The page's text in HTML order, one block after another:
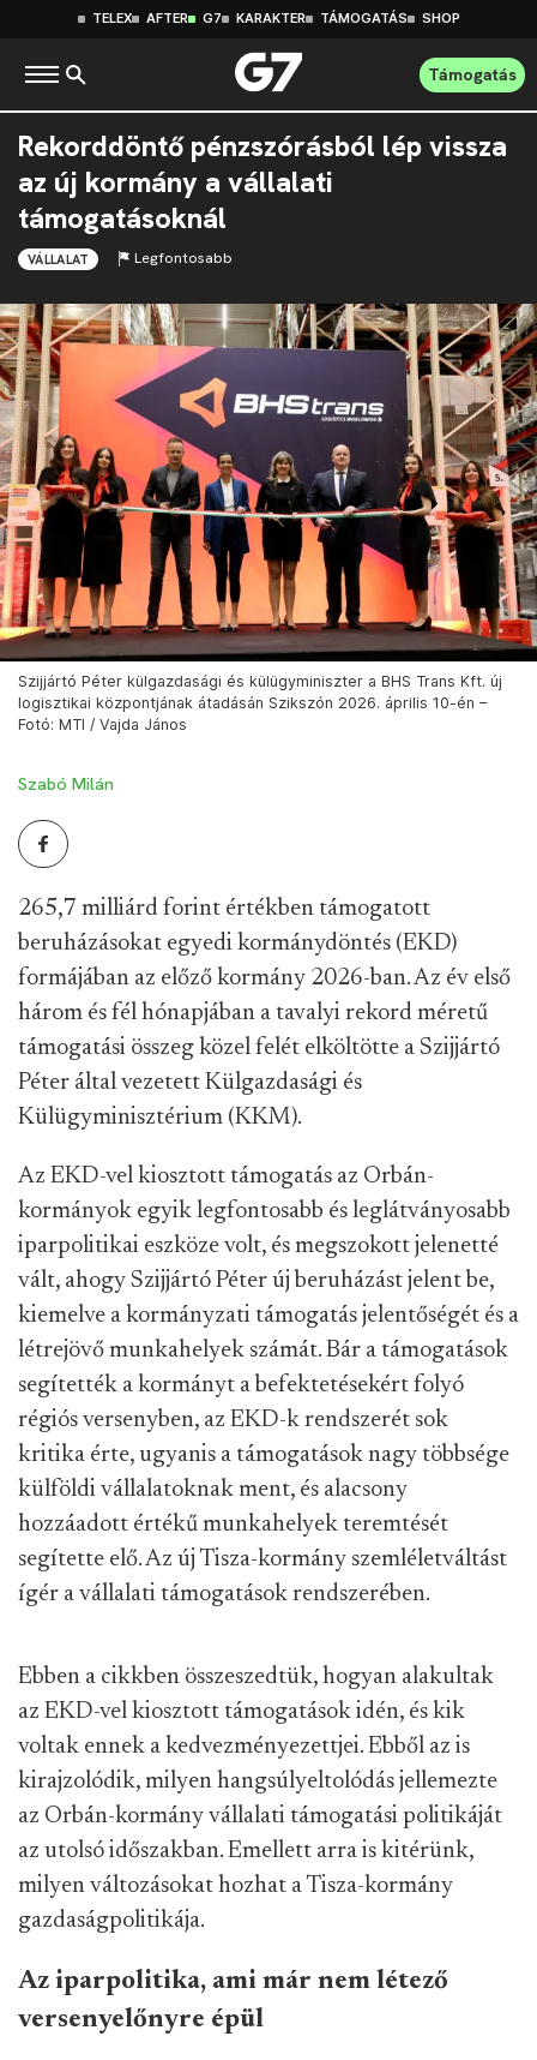
TELEX AFTER G7 KARAKTER TÁMOGATÁS SHOP
Támogatás
Rekorddöntő pénzszórásból lép vissza
az új kormány a vállalati
támogatásoknál
VÁLLALAT Legfontosabb
Szijjártó Péter külgazdasági és külügyminiszter a BHS Trans Kft. új
logisztikai központjának átadásán Szikszón 2026. április 10-én –
Fotó: MTI / Vajda János
Szabó Milán
265,7 milliárd forint értékben támogatott
beruházásokat egyedi kormánydöntés (EKD)
formájában az előző kormány 2026-ban. Az év első
három és fél hónapjában a tavalyi rekord méretű
támogatási összeg közel felét elköltötte a Szijjártó
Péter által vezetett Külgazdasági és
Külügyminisztérium (KKM).
Az EKD-vel kiosztott támogatás az Orbán-
kormányok egyik legfontosabb és leglátványosabb
iparpolitikai eszköze volt, és megszokott jelenetté
vált, ahogy Szijjártó Péter új beruházást jelent be,
kiemelve a kormányzati támogatás jelentőségét és a
létrejövő munkahelyek számát. Bár a támogatások
segítették a kormányt a befektetésekért folyó
régiós versenyben, az EKD-k rendszerét sok
kritika érte, ugyanis a támogatások nagy többsége
külföldi vállalatoknak ment, és alacsony
hozzáadott értékű munkahelyek teremtését
segítette elő. Az új Tisza-kormány szemléletváltást
ígér a vállalati támogatások rendszerében.
Ebben a cikkben összeszedtük, hogyan alakultak
az EKD-vel kiosztott támogatások idén, és kik
voltak ennek a kedvezményezettjei. Ebből az is
kirajzolódik, milyen hangsúlyeltolódás jellemezte
az Orbán-kormány vállalati támogatási politikáját
az utolsó időszakban. Emellett arra is kitérünk,
milyen változásokat hozhat a Tisza-kormány
gazdaságpolitikája.
Az iparpolitika, ami már nem létező
versenyelőnyre épül